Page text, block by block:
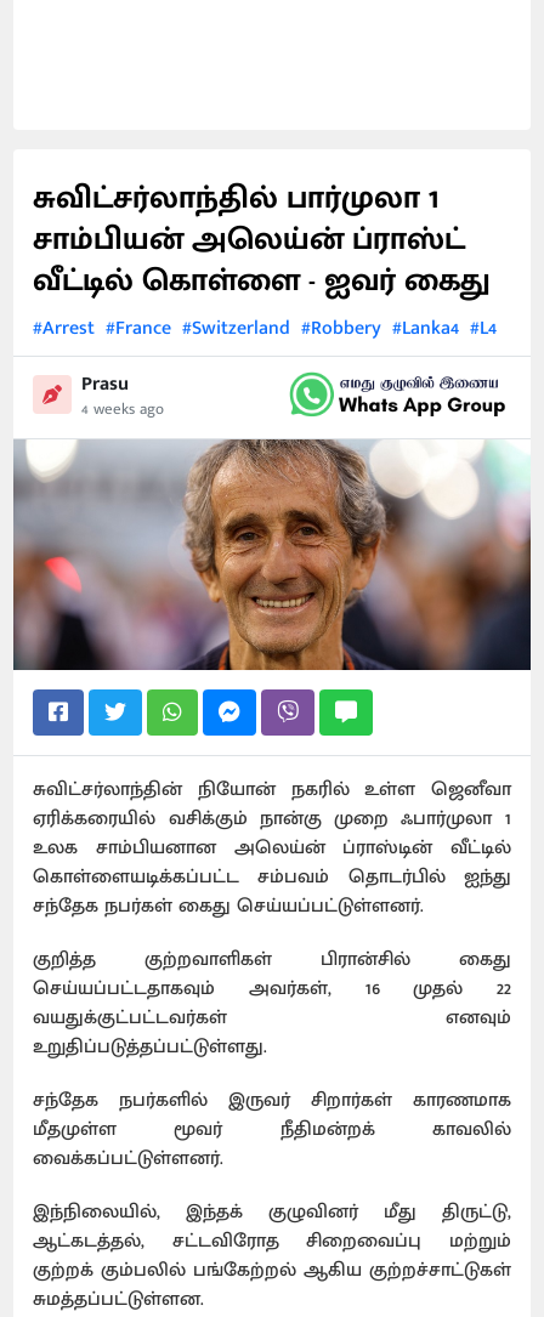
சுவிட்சர்லாந்தில் பார்முலா 1
சாம்பியன் அலெய்ன் ப்ராஸ்ட்
வீட்டில் கொள்ளை - ஐவர் கைது
#Arrest #France #Switzerland #Robbery #Lanka4 #L4
Prasu
4 weeks ago
சுவிட்சர்லாந்தின் நியோன் நகரில் உள்ள ஜெனீவா
ஏரிக்கரையில் வசிக்கும் நான்கு முறை ஃபார்முலா 1
உலக சாம்பியனான அலெய்ன் ப்ராஸ்டின் வீட்டில்
கொள்ளையடிக்கப்பட்ட சம்பவம் தொடர்பில் ஐந்து
சந்தேக நபர்கள் கைது செய்யப்பட்டுள்ளனர்.
குறித்த குற்றவாளிகள் பிரான்சில் கைது
செய்யப்பட்டதாகவும் அவர்கள், 16 முதல் 22
வயதுக்குட்பட்டவர்கள் எனவும்
உறுதிப்படுத்தப்பட்டுள்ளது.
சந்தேக நபர்களில் இருவர் சிறார்கள் காரணமாக
மீதமுள்ள மூவர் நீதிமன்றக் காவலில்
வைக்கப்பட்டுள்ளனர்.
இந்நிலையில், இந்தக் குழுவினர் மீது திருட்டு,
ஆட்கடத்தல், சட்டவிரோத சிறைவைப்பு மற்றும்
குற்றக் கும்பலில் பங்கேற்றல் ஆகிய குற்றச்சாட்டுகள்
சுமத்தப்பட்டுள்ளன.